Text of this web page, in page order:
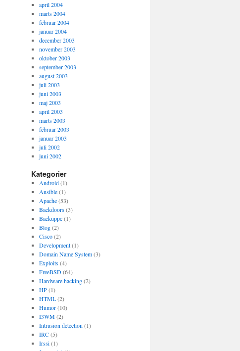
april 2004
marts 2004
februar 2004
januar 2004
december 2003
november 2003
oktober 2003
september 2003
august 2003
juli 2003
juni 2003
maj 2003
april 2003
marts 2003
februar 2003
januar 2003
juli 2002
juni 2002
Kategorier
Android(1)
Ansible(1)
Apache(53)
Backdoors(3)
Backuppc(1)
Blog(2)
Cisco(2)
Development(1)
Domain Name System(3)
Exploits(4)
FreeBSD(64)
Hardware hacking(2)
HP(1)
HTML(2)
Humor(10)
I3WM(2)
Intrusion detection (1)
IRC(5)
Irssi(1)